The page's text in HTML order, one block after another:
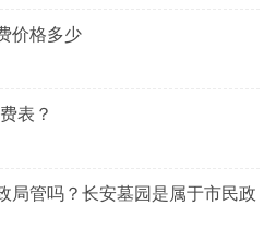
价格多少
表？
局管吗？长安墓园是属于市民政